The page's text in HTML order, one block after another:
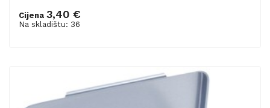
Cijena 3,40 €
Na skladištu: 36
Dodaj u košaricu